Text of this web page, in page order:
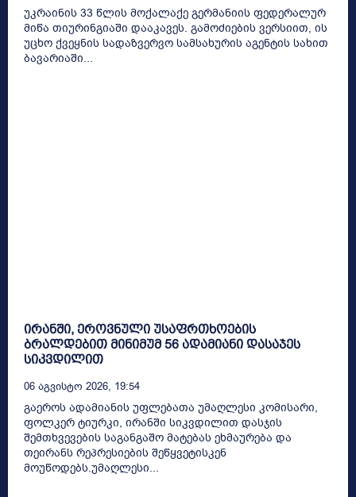
უკრაინის 33 წლის მოქალაქე გერმანიის ფედერალურ
მიწა თიურინგიაში დააკავეს. გამოძიების ვერსიით, ის
უცხო ქვეყნის სადაზვერვო სამსახურის აგენტის სახით
ბავარიაში...
ირანში, ეროვნული უსაფრთხოების
ბრალდებით მინიმუმ 56 ადამიანი დასაჯეს
სიკვდილით
06 Აგვისტო 2026, 19:54
გაეროს ადამიანის უფლებათა უმაღლესი კომისარი,
ფოლკერ ტიურკი, ირანში სიკვდილით დასჯის
შემთხვევების საგანგაშო მატებას ეხმაურება და
თეირანს რეპრესიების შეწყვეტისკენ
მოუწოდებს.უმაღლესი...